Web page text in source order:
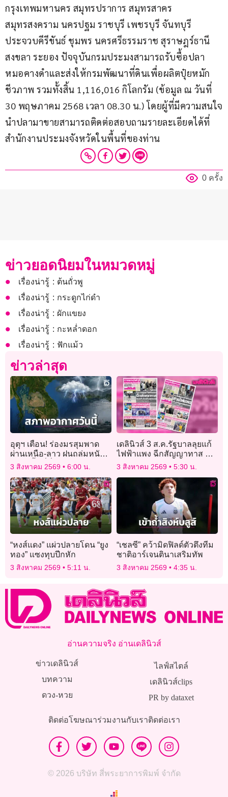
กรุงเทพมหานคร สมุทรปราการ สมุทรสาคร
สมุทรสงคราม นครปฐม ราชบุรี เพชรบุรี จันทบุรี
ประจวบคีรีขันธ์ ชุมพร นครศรีธรรมราช สุราษฎร์ธานี
สงขลา ระยอง ปัจจุบันกรมประมงสามารถรับซื้อปลา
หมอคางดำและส่งให้กรมพัฒนาที่ดินเพื่อผลิตปุ๋ยหมัก
ชีวภาพ รวมทั้งสิ้น 1,116,016 กิโลกรัม (ข้อมูล ณ วันที่
30 พฤษภาคม 2568 เวลา 08.30 น.) โดยผู้ที่มีความสนใจ
นำปลามาขายสามารถติดต่อสอบถามรายละเอียดได้ที่
สำนักงานประมงจังหวัดในพื้นที่ของท่าน
0 ครั้ง
ข่าวยอดนิยมในหมวดหมู่
เรื่องน่ารู้ : ต้นถั่วพู
เรื่องน่ารู้ : กระดูกไก่ดำ
เรื่องน่ารู้ : ผักแขยง
เรื่องน่ารู้ : กะหล่ำดอก
เรื่องน่ารู้ : ฟักแม้ว
ข่าวล่าสุด
อุตุฯ เตือน! ร่องมรสุมพาด
ผ่านเหนือ-ลาว ฝนถล่มหนัก
หลายพื้นที่ทั่วไทย
3 สิงหาคม 2569 6:00 น.
เดลินิวส์ 3 ส.ค.รัฐบาลลุยแก้
ไฟฟ้าแพง ฉีกสัญญาทาส คุย
ปรับใหม่ในทุก10ปี
3 สิงหาคม 2569 5:30 น.
“หงส์แดง” แผ่วปลายโดน “ยูง
ทอง” แซงทุบปีกหัก
3 สิงหาคม 2569 5:11 น.
“เชลซี” คว้ามิดฟิลด์ตัวตึงทีม
ชาติอาร์เจนตินาเสริมทัพ
3 สิงหาคม 2569 4:35 น.
อ่านความจริง อ่านเดลินิวส์
ข่าวเดลินิวส์
บทความ
ดวง-หวย
ไลฟ์สไตล์
เดลินิวส์clips
PR by dataxet
ติดต่อโฆษณาร่วมงานกับเราติดต่อเรา
© 2026 บริษัท สี่พระยาการพิมพ์ จำกัด